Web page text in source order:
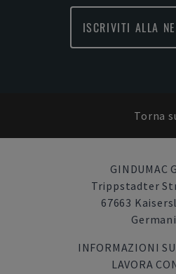
ISCRIVITI ALLA
Torna
GINDUMAC
Trippstadter
67663
INFORMAZIONI
LAVORA